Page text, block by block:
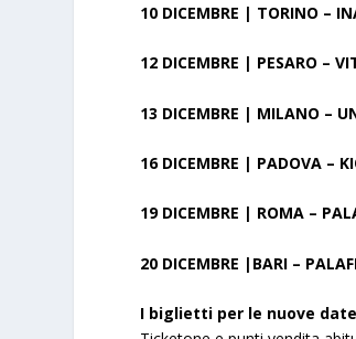
10 DICEMBRE | TORINO –
12 DICEMBRE | PESARO –
13 DICEMBRE | MILANO –
16 DICEMBRE | PADOVA –
19 DICEMBRE | ROMA –
20 DICEMBRE |BARI –
I biglietti per le nuove